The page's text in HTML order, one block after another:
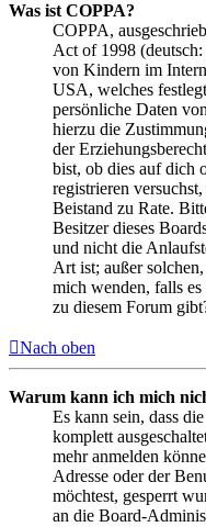
Was ist COPPA?
COPPA,
Act of 1998
von Kindern im
USA, welches
persönliche Daten
hierzu die
der
bist, ob dies auf dich
registrieren
Beistand zu Rate.
Besitzer dieses
und nicht die
Art ist; außer
mich wenden, falls
zu diesem Forum
Nach oben
Warum kann ich mich
Es kann sein, dass
komplett
mehr anmelden
Adresse oder der
möchtest, gesperrt
an die Board-